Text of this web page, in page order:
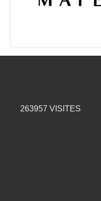
263957 VISITES